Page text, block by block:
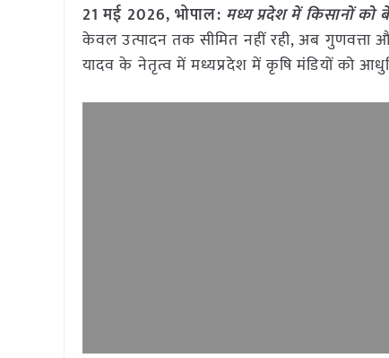
21 मई 2026, भोपाल: मध्य प्रदेश में किसानों
केवल उत्पादन तक सीमित नहीं रही, अब गुणवत्ता
यादव के नेतृत्व में मध्यप्रदेश में कृषि मंडियों को